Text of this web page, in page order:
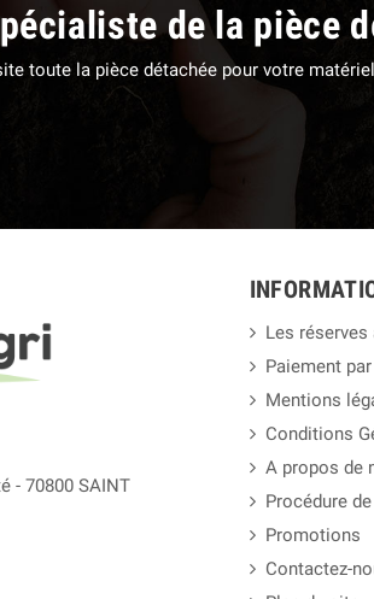
de la pièce
toute la pièce détachée pour votre
- 70800 SAINT
Les
Paiement par
Mentions
Conditions
A propos de
Procédure
Promotions
Contactez-